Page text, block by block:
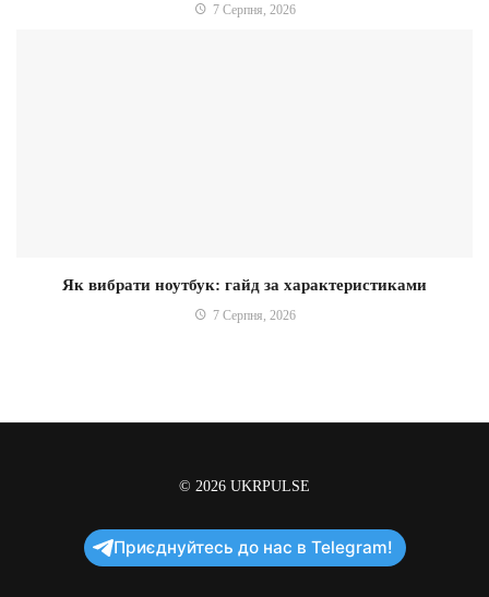
7 Серпня, 2026
Як вибрати ноутбук: гайд за характеристиками
7 Серпня, 2026
© 2026 UKRPULSE
Приєднуйтесь до нас в Telegram!